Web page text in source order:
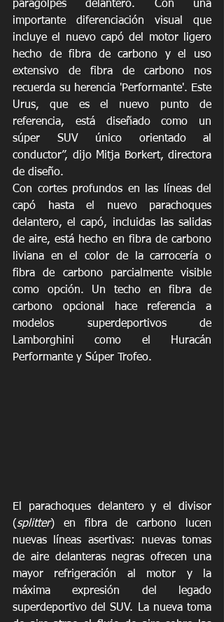
paragolpes delantero. Con una
importante diferenciación visual que
incluye el nuevo capó del motor ligero
hecho de fibra de carbono y el uso
extensivo de fibra de carbono nos
recuerda su herencia 'Performante'. Este
Urus, que es el nuevo punto de
referencia, está diseñado como un
súper SUV único orientado al
conductor”, dijo Mitja Borkert, directora
de diseño.
Con cortes profundos en las líneas del
capó hasta el nuevo parachoques
delantero, el capó, incluidas las salidas
de aire, está hecho en fibra de carbono
liviana en el color de la carrocería o
fibra de carbono parcialmente visible
como opción. Un techo en fibra de
carbono opcional hace referencia a
modelos superdeportivos de
Lamborghini como el Huracán
Performante y Súper Trofeo.
El parachoques delantero y el divisor
(splitter) en fibra de carbono lucen
nuevas líneas asertivas: nuevas tomas
de aire delanteras negras ofrecen una
mayor refrigeración al motor y la
máxima expresión del legado
superdeportivo del SUV. La nueva toma